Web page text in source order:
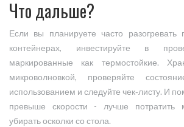
Что дальше?
Если вы планируете часто
контейнерах, инвестируйте в
маркированные как термостойкие.
микроволновкой, проверяйте
использованием и следуйте чек‑листу. И
превыше скорости - лучше потратить
убирать осколки со стола.